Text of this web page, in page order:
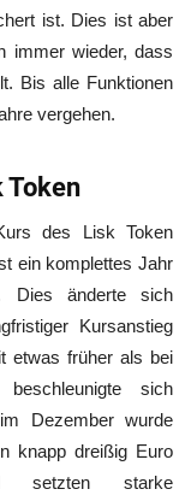
ist. Dies ist aber
immer wieder, dass
Bis alle Funktionen
vergehen.
Token
des Lisk Token
ein komplettes Jahr
Dies änderte sich
Kursanstieg
etwas früher als bei
sich
Dezember wurde
knapp dreißig Euro
setzten starke